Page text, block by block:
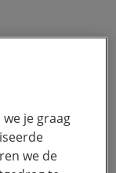
je graag
we de